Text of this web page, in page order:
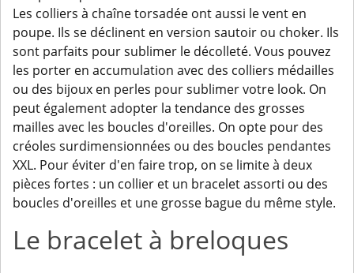
Les colliers à chaîne torsadée ont aussi le vent en
poupe. Ils se déclinent en version sautoir ou choker. Ils
sont parfaits pour sublimer le décolleté. Vous pouvez
les porter en accumulation avec des colliers médailles
ou des bijoux en perles pour sublimer votre look. On
peut également adopter la tendance des grosses
mailles avec les boucles d'oreilles. On opte pour des
créoles surdimensionnées ou des boucles pendantes
XXL. Pour éviter d'en faire trop, on se limite à deux
pièces fortes : un collier et un bracelet assorti ou des
boucles d'oreilles et une grosse bague du même style.
Le bracelet à breloques